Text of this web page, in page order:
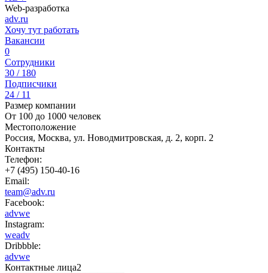
Web-разработка
adv.ru
Хочу тут работать
Вакансии
0
Сотрудники
30 / 180
Подписчики
24 / 11
Размер компании
От 100 до 1000 человек
Местоположение
Россия, Москва, ул. Новодмитровская, д. 2, корп. 2
Контакты
Телефон:
+7 (495) 150-40-16
Email:
team@adv.ru
Facebook:
advwe
Instagram:
weadv
Dribbble:
advwe
Контактные лица2